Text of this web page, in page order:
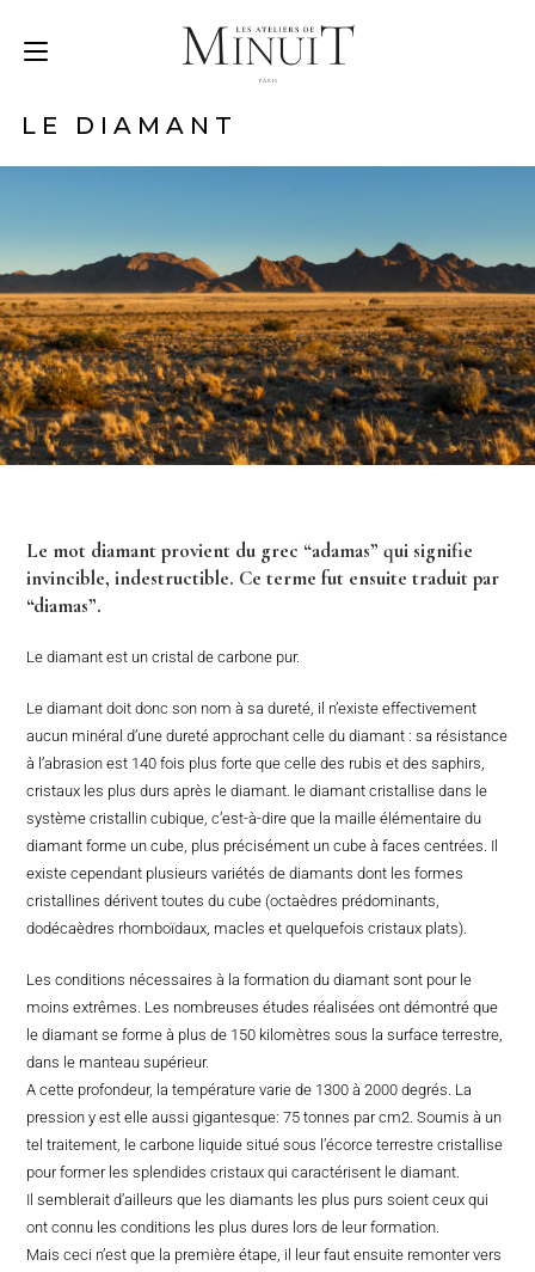
LE DIAMANT
Le mot diamant provient du grec “adamas” qui signifie
invincible, indestructible. Ce terme fut ensuite traduit par
“diamas”.
Le diamant est un cristal de carbone pur.
Le diamant doit donc son nom à sa dureté, il n’existe effectivement
aucun minéral d’une dureté approchant celle du diamant : sa résistance
à l’abrasion est 140 fois plus forte que celle des rubis et des saphirs,
cristaux les plus durs après le diamant. le diamant cristallise dans le
système cristallin cubique, c’est-à-dire que la maille élémentaire du
diamant forme un cube, plus précisément un cube à faces centrées. Il
existe cependant plusieurs variétés de diamants dont les formes
cristallines dérivent toutes du cube (octaèdres prédominants,
dodécaèdres rhomboïdaux, macles et quelquefois cristaux plats).
Les conditions nécessaires à la formation du diamant sont pour le
moins extrêmes. Les nombreuses études réalisées ont démontré que
le diamant se forme à plus de 150 kilomètres sous la surface terrestre,
dans le manteau supérieur.
A cette profondeur, la température varie de 1300 à 2000 degrés. La
pression y est elle aussi gigantesque: 75 tonnes par cm2. Soumis à un
tel traitement, le carbone liquide situé sous l’écorce terrestre cristallise
pour former les splendides cristaux qui caractérisent le diamant.
Il semblerait d’ailleurs que les diamants les plus purs soient ceux qui
ont connu les conditions les plus dures lors de leur formation.
Mais ceci n’est que la première étape, il leur faut ensuite remonter vers